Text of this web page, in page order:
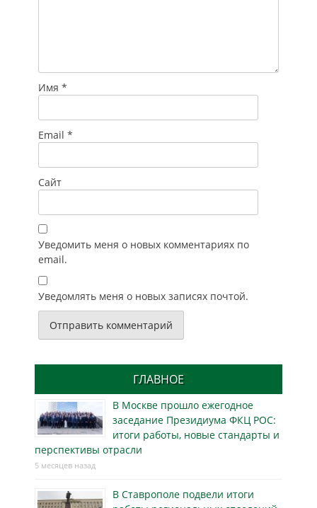
Имя *
Email *
Сайт
Уведомить меня о новых комментариях по
email.
Уведомлять меня о новых записях почтой.
ГЛАВНОЕ
В Москве прошло ежегодное
заседание Президиума ФКЦ РОС:
итоги работы, новые стандарты и
перспективы отрасли
5 месяцев назад
В Ставрополе подвели итоги